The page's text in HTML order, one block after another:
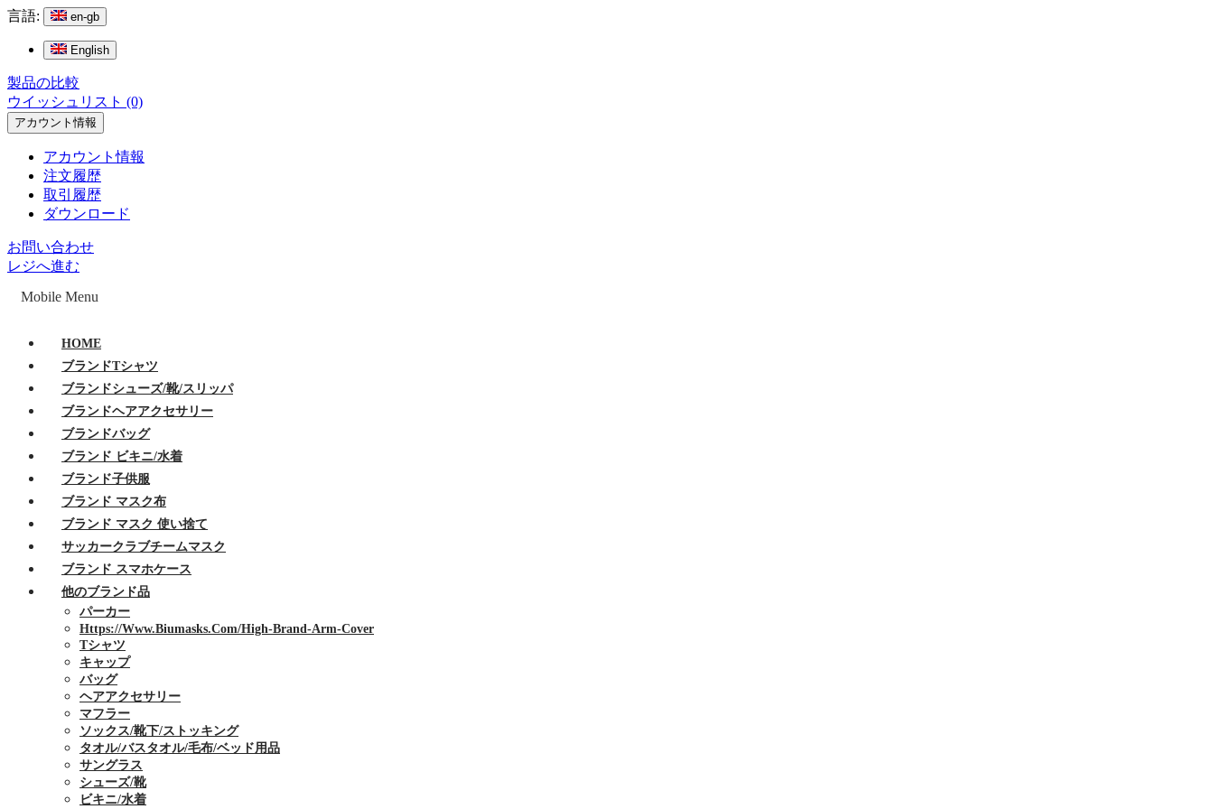
言語: en-gb
English
製品の比較
ウイッシュリスト (0)
アカウント情報
アカウント情報
注文履歴
取引履歴
ダウンロード
お問い合わせ
レジへ進む
Mobile Menu
HOME
ブランドTシャツ
ブランドシューズ/靴/スリッパ
ブランドヘアアクセサリー
ブランドバッグ
ブランド ビキニ/水着
ブランド子供服
ブランド マスク布
ブランド マスク 使い捨て
サッカークラブチームマスク
ブランド スマホケース
他のブランド品
パーカー
Https://www.biumasks.com/high-Brand-Arm-Cover
Tシャツ
キャップ
バッグ
ヘアアクセサリー
マフラー
ソックス/靴下/ストッキング
タオル/バスタオル/毛布/ベッド用品
サングラス
シューズ/靴
ビキニ/水着